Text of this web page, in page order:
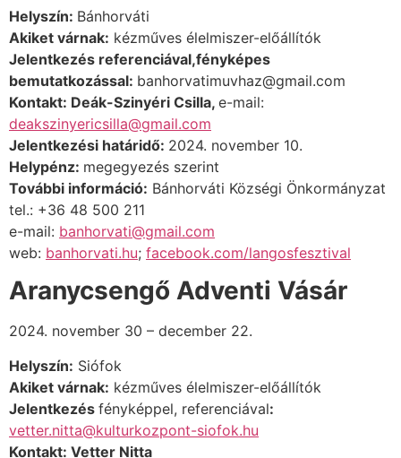
Helyszín: Bánhorváti
Akiket várnak: kézműves élelmiszer-előállítók
Jelentkezés referenciával,fényképes
bemutatkozással: banhorvatimuvhaz@gmail.com
Kontakt: Deák-Szinyéri Csilla, e-mail:
deakszinyericsilla@gmail.com
Jelentkezési határidő: 2024. november 10.
Helypénz: megegyezés szerint
További információ: Bánhorváti Községi Önkormányzat
tel.: +36 48 500 211
e-mail: banhorvati@gmail.com
web: banhorvati.hu; facebook.com/langosfesztival
Aranycsengő Adventi Vásár
2024. november 30 – december 22.
Helyszín: Siófok
Akiket várnak: kézműves élelmiszer-előállítók
Jelentkezés fényképpel, referenciával:
vetter.nitta@kulturkozpont-siofok.hu
Kontakt: Vetter Nitta